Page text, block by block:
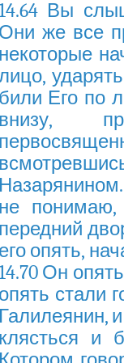
Вы
Они же все
некоторые
били Его по
внизу,
не
передний
его опять,
Он
опять стали
Галилеянин,
клясться и